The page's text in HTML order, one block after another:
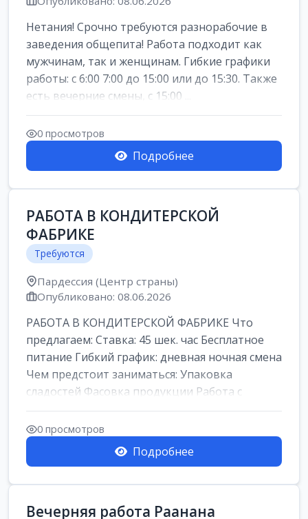
Нетания! Срочно требуются разнорабочие в
заведения общепита! Работа подходит как
мужчинам, так и женщинам. Гибкие графики
работы: с 6:00 7:00 до 15:00 или до 15:30. Также
есть вечерние смены, с 15:00 ...
0 просмотров
Подробнее
РАБОТА В КОНДИТЕРСКОЙ
ФАБРИКЕ
Требуются
Пардессия (Центр страны)
Опубликовано: 08.06.2026
РАБОТА В КОНДИТЕРСКОЙ ФАБРИКЕ Что
предлагаем: Ставка: 45 шек. час Бесплатное
питание Гибкий график: дневная ночная смена
Чем предстоит заниматься: Упаковка
сладостей Фасовка продукции Работа с
кремами...
0 просмотров
Подробнее
Вечерняя работа Раанана